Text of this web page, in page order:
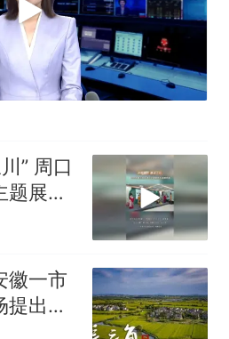
” 周口
展览
徽一市
出严